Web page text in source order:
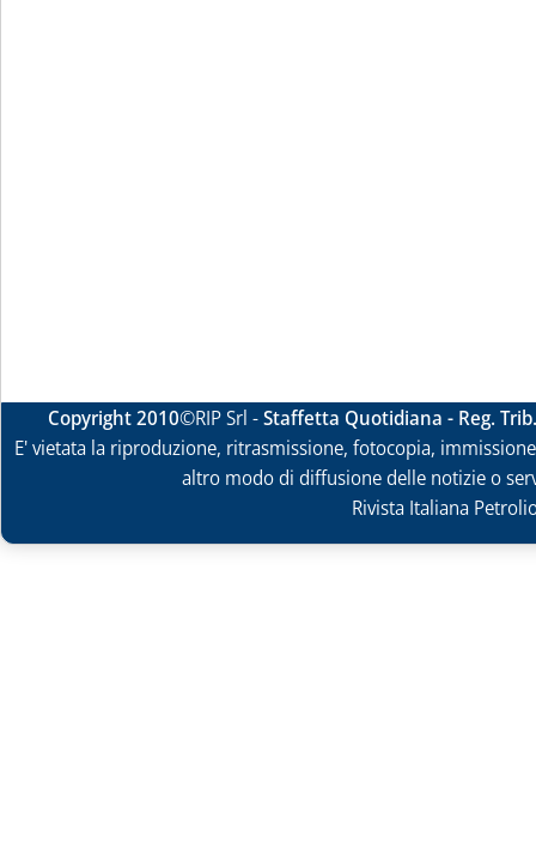
Copyright 2010©RIP Srl -Staffetta Quotidiana - Reg.
E' vietata la riproduzione, ritrasmissione, fotocopia,
altro modo di diffusione delle notizie o
Rivista Italiana